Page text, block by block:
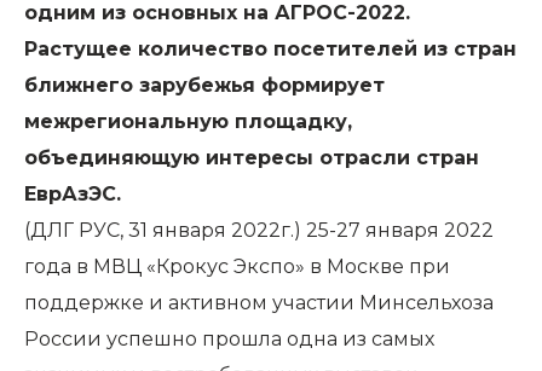
одним из основных на АГРОС-2022.
Растущее количество посетителей из стран
ближнего зарубежья формирует
межрегиональную площадку,
объединяющую интересы отрасли стран
ЕврАзЭС.
(ДЛГ РУС, 31 января 2022г.) 25-27 января 2022
года в МВЦ «Крокус Экспо» в Москве при
поддержке и активном участии Минсельхоза
России успешно прошла одна из самых